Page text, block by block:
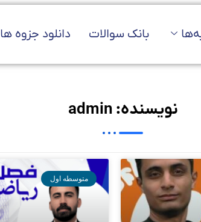
بانک سوالات دانلود جزوه ها
نویسنده: admin
متوسطه اول